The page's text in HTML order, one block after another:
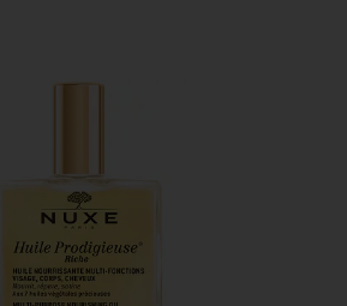
HUILE PRODIGIEUSE RICHE MULTI-